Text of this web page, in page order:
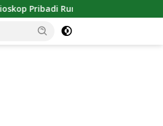
Tutorial Cara Update Versi